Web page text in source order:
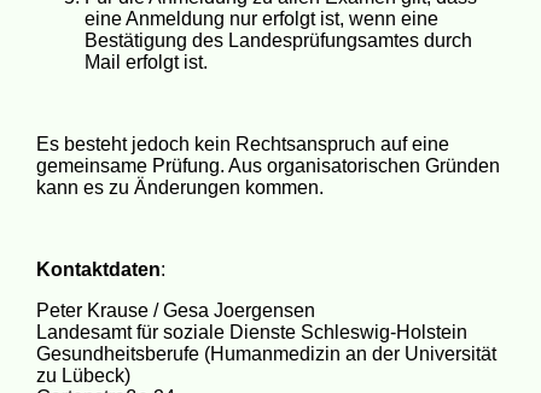
eine Anmeldung nur erfolgt ist, wenn eine
Bestätigung des Landesprüfungsamtes durch
Mail erfolgt ist.
Es besteht jedoch kein Rechtsanspruch auf eine
gemeinsame Prüfung. Aus organisatorischen Gründen
kann es zu Änderungen kommen.
Kontaktdaten:
Peter Krause / Gesa Joergensen
Landesamt für soziale Dienste Schleswig-Holstein
Gesundheitsberufe (Humanmedizin an der Universität
zu Lübeck)